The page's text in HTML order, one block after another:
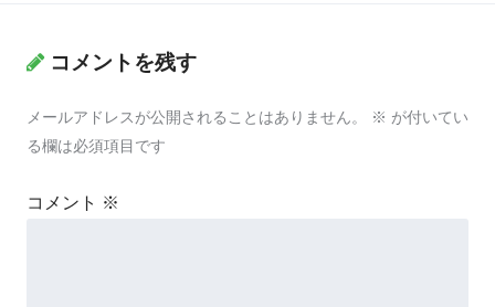
コメントを残す
メールアドレスが公開されることはありません。 ※ が付いてい
る欄は必須項目です
コメント ※